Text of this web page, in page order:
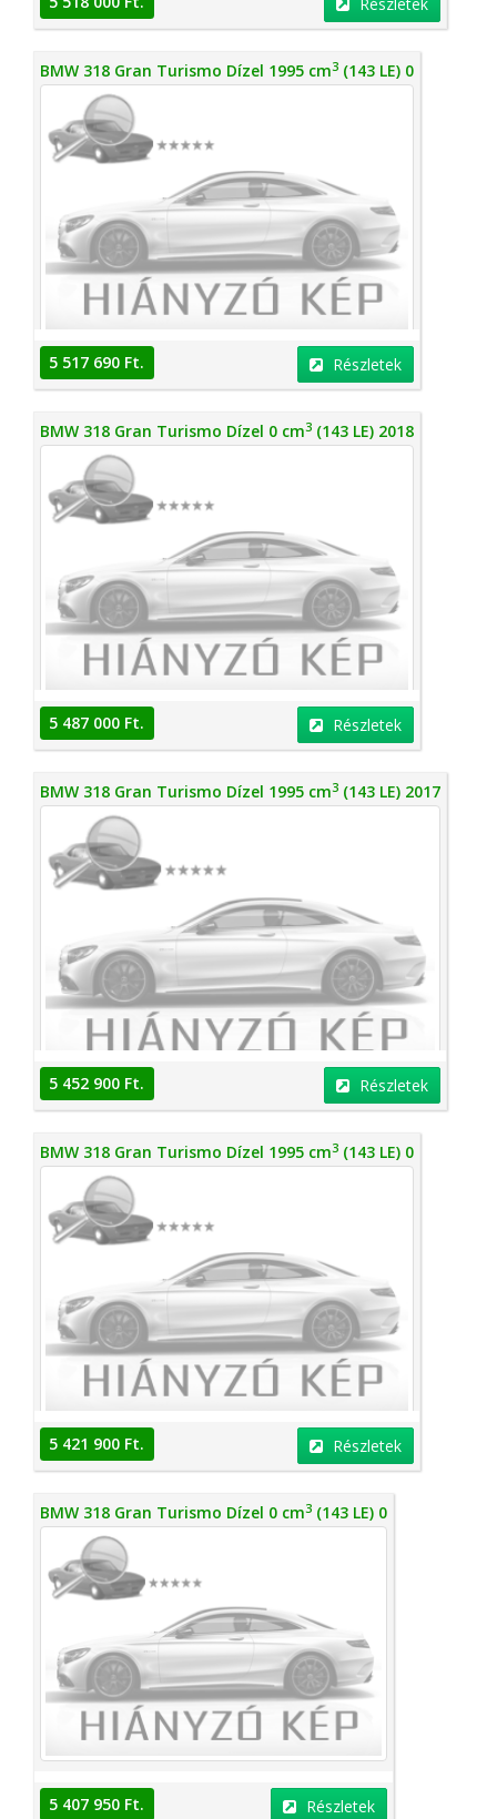
BMW 318 Gran Turismo Dízel 1995 cm3 (143 LE) 0
5 517 690 Ft. Részletek
BMW 318 Gran Turismo Dízel 0 cm3 (143 LE) 2018
5 487 000 Ft. Részletek
BMW 318 Gran Turismo Dízel 1995 cm3 (143 LE) 2017
5 452 900 Ft. Részletek
BMW 318 Gran Turismo Dízel 1995 cm3 (143 LE) 0
5 421 900 Ft. Részletek
BMW 318 Gran Turismo Dízel 0 cm3 (143 LE) 0
5 407 950 Ft. Részletek